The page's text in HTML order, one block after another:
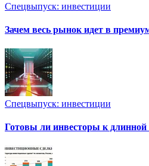
Спецвыпуск: инвестиции
Зачем весь рынок идет в
Спецвыпуск: инвестиции
Готовы ли инвесторы к